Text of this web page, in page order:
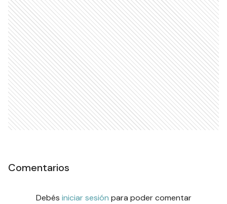
Comentarios
Debés iniciar sesión para poder comentar